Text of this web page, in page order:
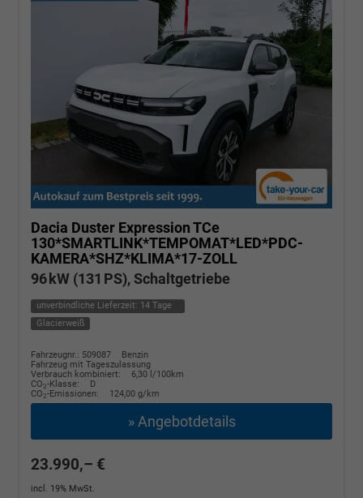
Dacia Duster Expression TCe
130*SMARTLINK*TEMPOMAT*LED*PDC-
KAMERA*SHZ*KLIMA*17-ZOLL
96 kW (131 PS), Schaltgetriebe
unverbindliche Lieferzeit: 14 Tage
Glacierweiß
Fahrzeugnr.: 509087
Benzin
Fahrzeug mit Tageszulassung
Verbrauch kombiniert:
6,30 l/100km
CO2-Klasse:
D
CO2-Emissionen: 124,00 g/km
» Angebotdetails
23.990,– €
incl. 19% MwSt.